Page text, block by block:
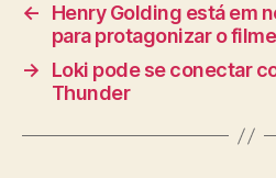
←
Henry Golding está em
para protagonizar o
→
Loki pode se conectar
Thunder